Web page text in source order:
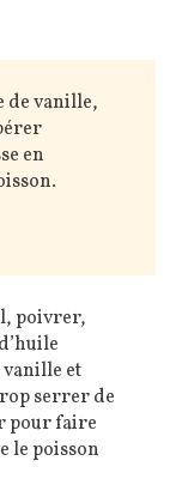
de vanille,
en
poivrer,
vanille et
serrer de
pour faire
le poisson